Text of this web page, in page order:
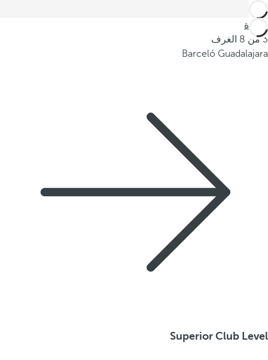
العودة
3 من 8 الغرف
Barceló Guadalajara
Superior Club Level